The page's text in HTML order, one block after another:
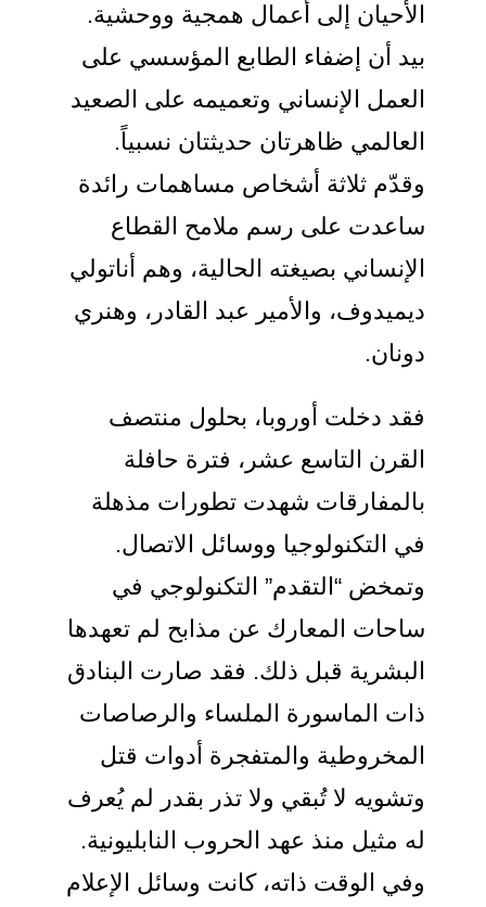
إلى أعمال همجية ووحشية.
أن إضفاء الطابع المؤسسي على
الإنساني وتعميمه على الصعيد
ظاهرتان حديثتان نسبياً.
ثلاثة أشخاص مساهمات رائدة
على رسم ملامح القطاع
بصيغته الحالية، وهم أناتولي
والأمير عبد القادر، وهنري
دخلت أوروبا، بحلول منتصف
التاسع عشر، فترة حافلة
شهدت تطورات مذهلة
التكنولوجيا ووسائل الاتصال.
“التقدم” التكنولوجي في
المعارك عن مذابح لم تعهدها
قبل ذلك. فقد صارت البنادق
الماسورة الملساء والرصاصات
والمتفجرة أدوات قتل
لا تُبقي ولا تذر بقدر لم يُعرف
مثيل منذ عهد الحروب النابليونية.
الوقت ذاته، كانت وسائل الإعلام